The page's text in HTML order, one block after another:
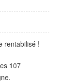
rentabilisé !
107